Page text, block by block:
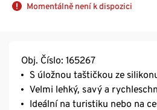
Momentálně není k dispozici
Obj. Číslo: 165267
S úložnou taštičkou ze
Velmi lehký, savý a
Ideální na turistiku nebo na